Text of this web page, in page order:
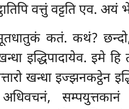
वत्तुं वट्टति एव.
कतं. कथं? छन्दो,
खन्धा इद्धिपादायेव. इमे
खन्धा इज्झनकट्ठेन इद्धि